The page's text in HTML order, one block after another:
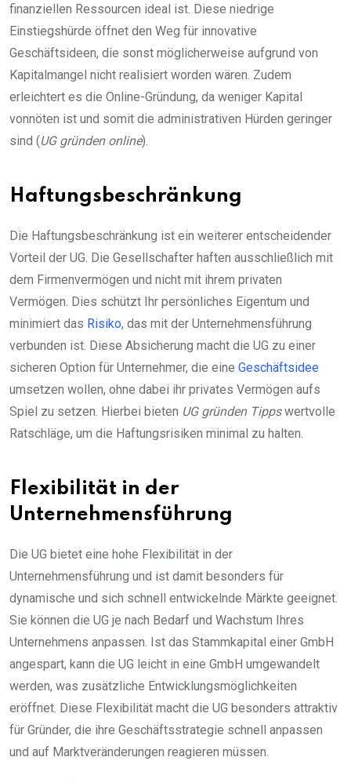
finanziellen Ressourcen ideal ist. Diese niedrige
Einstiegshürde öffnet den Weg für innovative
Geschäftsideen, die sonst möglicherweise aufgrund von
Kapitalmangel nicht realisiert worden wären. Zudem
erleichtert es die Online-Gründung, da weniger Kapital
vonnöten ist und somit die administrativen Hürden geringer
sind (UG gründen online).
Haftungsbeschränkung
Die Haftungsbeschränkung ist ein weiterer entscheidender
Vorteil der UG. Die Gesellschafter haften ausschließlich mit
dem Firmenvermögen und nicht mit ihrem privaten
Vermögen. Dies schützt Ihr persönliches Eigentum und
minimiert das Risiko, das mit der Unternehmensführung
verbunden ist. Diese Absicherung macht die UG zu einer
sicheren Option für Unternehmer, die eine Geschäftsidee
umsetzen wollen, ohne dabei ihr privates Vermögen aufs
Spiel zu setzen. Hierbei bieten UG gründen Tippswertvolle
Ratschläge, um die Haftungsrisiken minimal zu halten.
Flexibilität in der
Unternehmensführung
Die UG bietet eine hohe Flexibilität in der
Unternehmensführung und ist damit besonders für
dynamische und sich schnell entwickelnde Märkte geeignet.
Sie können die UG je nach Bedarf und Wachstum Ihres
Unternehmens anpassen. Ist das Stammkapital einer GmbH
angespart, kann die UG leicht in eine GmbH umgewandelt
werden, was zusätzliche Entwicklungsmöglichkeiten
eröffnet. Diese Flexibilität macht die UG besonders attraktiv
für Gründer, die ihre Geschäftsstrategie schnell anpassen
und auf Marktveränderungen reagieren müssen.